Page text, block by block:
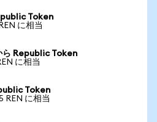
Token
に相当
Republic Token
に相当
Token
REN に相当